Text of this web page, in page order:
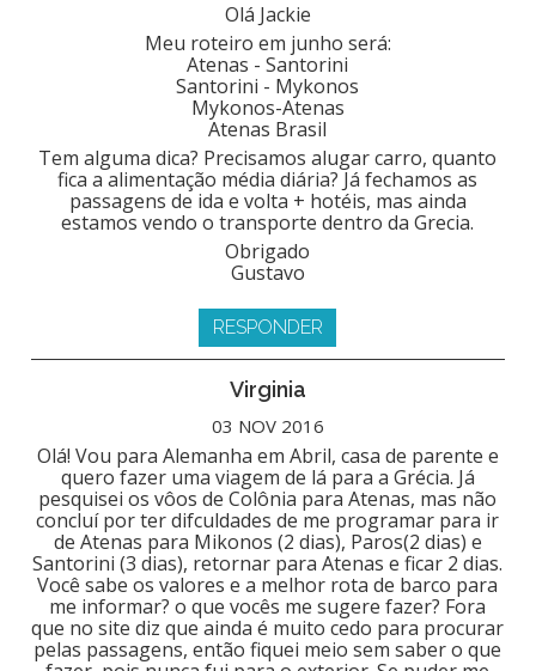
Olá Jackie
Meu roteiro em junho será:
Atenas - Santorini
Santorini - Mykonos
Mykonos-Atenas
Atenas Brasil
Tem alguma dica? Precisamos alugar carro, quanto
fica a alimentação média diária? Já fechamos as
passagens de ida e volta + hotéis, mas ainda
estamos vendo o transporte dentro da Grecia.
Obrigado
Gustavo
RESPONDER
Virginia
03 NOV 2016
Olá! Vou para Alemanha em Abril, casa de parente e
quero fazer uma viagem de lá para a Grécia. Já
pesquisei os vôos de Colônia para Atenas, mas não
concluí por ter difculdades de me programar para ir
de Atenas para Mikonos (2 dias), Paros(2 dias) e
Santorini (3 dias), retornar para Atenas e ficar 2 dias.
Você sabe os valores e a melhor rota de barco para
me informar? o que vocês me sugere fazer? Fora
que no site diz que ainda é muito cedo para procurar
pelas passagens, então fiquei meio sem saber o que